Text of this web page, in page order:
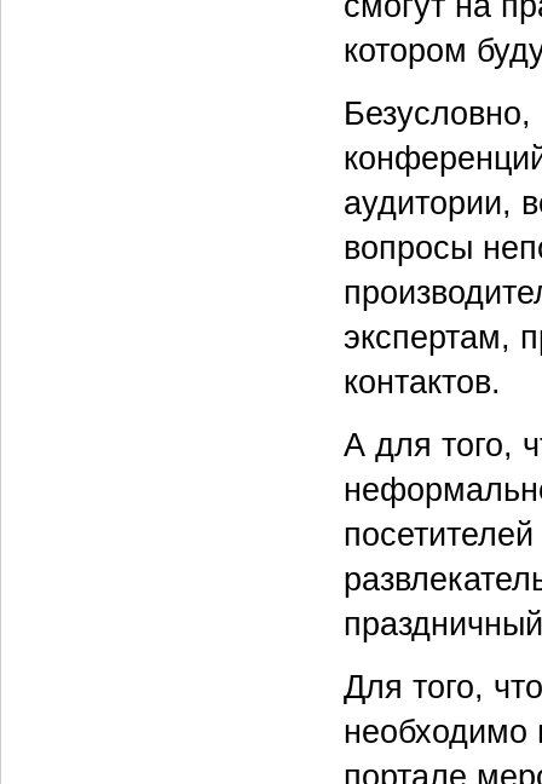
котором
аудитории,
вопросы
экспертам,
контактов.
А для того,
Для того,
необходимо